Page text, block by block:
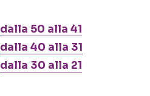
dalla 50 alla 41
dalla 40 alla 31
dalla 30 alla 21